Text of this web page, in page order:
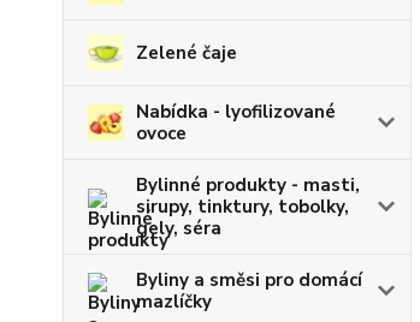
Zelené čaje
Nabídka - lyofilizované
ovoce
Bylinné produkty - masti,
sirupy, tinktury, tobolky,
gely, séra
Byliny a směsi pro domácí
mazlíčky